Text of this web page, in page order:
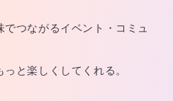
つながるイベント・コミュ
と楽しくしてくれる。